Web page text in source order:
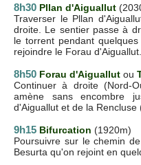
8h30 Pllan d'Aiguallut
Traverser le Pllan
droite. Le sentier passe à
le torrent pendant
rejoindre le Forau d'Aiguallut.
8h50 Forau d'Aiguallut ou
Continuer à droite (Nord-
amène sans encombre
d'Aiguallut et de la Rencluse
9h15 Bifurcation (1920m)
Poursuivre sur le chemin
Besurta qu'on rejoint en